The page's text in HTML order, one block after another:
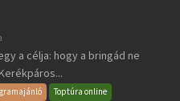
a célja: hogy a bringád ne
Toptúra online